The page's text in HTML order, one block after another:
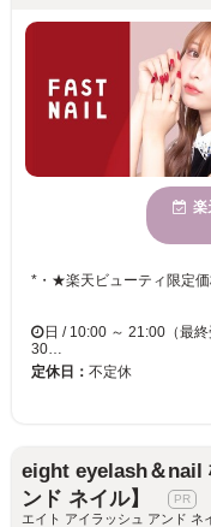
楽
日 / 10:00 ～ 21:00（最
30…
定休日： 不定休
eight eyelash＆nail
ンド ネイル】
エイト アイラッシュ アンド ネ